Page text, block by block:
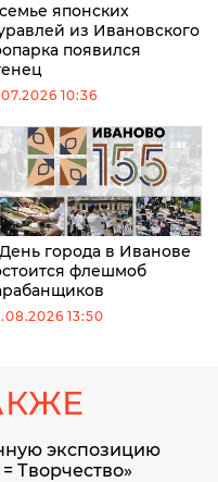
японских
из Ивановского
появился
10:36
города в Иванове
флешмоб
13:50
экспозицию
Творчество»